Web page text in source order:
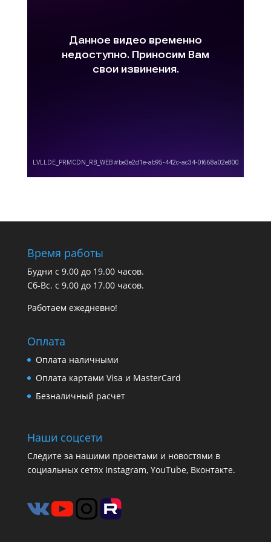
Время работы
Будни с 9.00 до 19.00 часов.
Сб-Вс. с 9.00 до 17.00 часов.
Работаем ежедневно!
Оплата
Оплата наличными
Оплата картами Visa и MasterCard
Безналичный расчет
Наши соцсети
Следите за нашими проектами и новостями в
социальных сетях Instagram, YouTube, Вконтакте.